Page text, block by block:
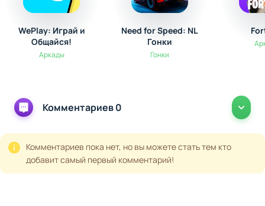
WePlay: Играй и
Общайся!
Аркады
Need for Speed: NL
Гонки
Гонки
Комментариев 0
Комментариев пока нет, но вы можете стать тем кто
добавит самый первый комментарий!